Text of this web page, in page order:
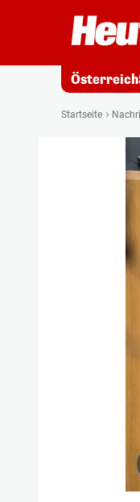
Österreich
Startseite